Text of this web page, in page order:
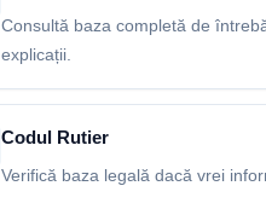
Consultă baza completă de
explicații.
Codul Rutier
Verifică baza legală dacă vrei